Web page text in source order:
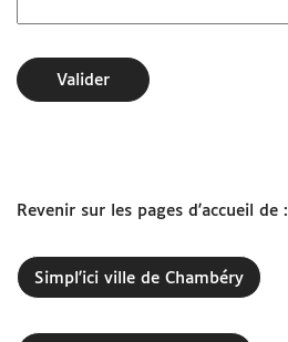
Valider
Revenir sur les pages d'accueil de :
Simpl'ici ville de Chambéry